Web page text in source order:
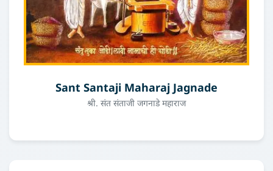
Sant Santaji Maharaj Jagnade
श्री. संत संताजी जगनाडे महाराज